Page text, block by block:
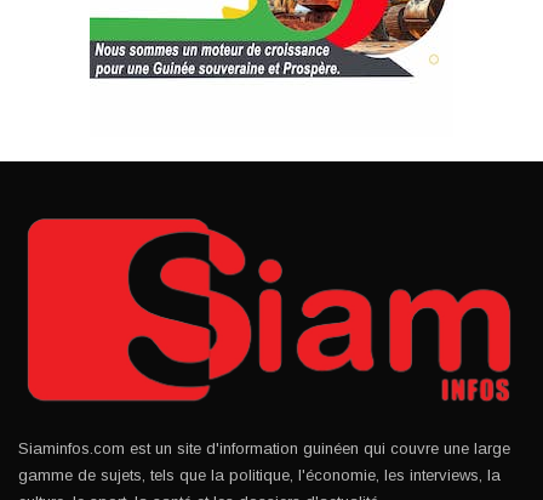
Siaminfos.com est un site d'information guinéen qui couvre une large
gamme de sujets, tels que la politique, l'économie, les interviews, la